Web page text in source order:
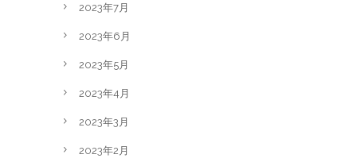
2023年7月
2023年6月
2023年5月
2023年4月
2023年3月
2023年2月